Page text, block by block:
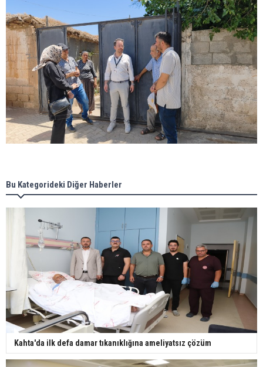
Bu Kategorideki Diğer Haberler
Kahta'da ilk defa damar tıkanıklığına ameliyatsız çözüm